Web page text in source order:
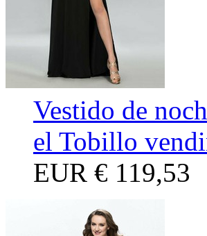
Vestido de
el Tobillo
EUR € 119,53